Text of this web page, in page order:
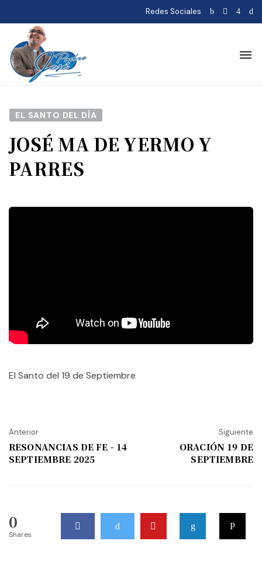
Redes Sociales
EL SANTO DEL DÍA
JOSÉ MA DE YERMO Y
PARRES
El Santo del 19 de Septiembre
Anterior
RESONANCIAS DE FE - 14
SEPTIEMBRE 2025
Siguiente
ORACIÓN 19 DE
SEPTIEMBRE
0
Shares